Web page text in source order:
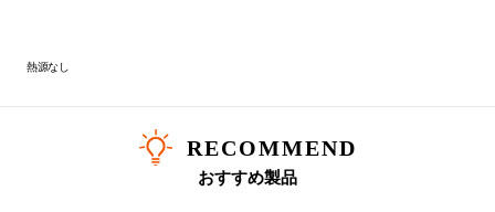
熱源なし
RECOMMEND
おすすめ製品